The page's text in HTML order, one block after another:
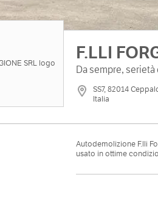
F.LLI
Da sempre,
SS7, 82014
Italia
Autodemolizione F.lli
usato in ottime